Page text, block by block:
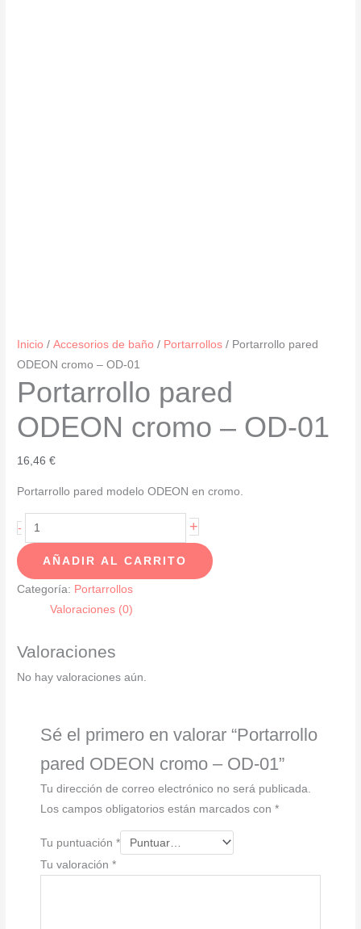
Inicio /Accesorios de baño / Portarrollos / Portarrollo pared
ODEON cromo – OD-01
Portarrollo pared
ODEON cromo – OD-01
16,46€
Portarrollo pared modelo ODEON en cromo.
-
Portarrollo
pared
ODEON
cromo
01
+
AÑADIR AL CARRITO
Categoría: Portarrollos
Valoraciones (0)
Valoraciones
No hay valoraciones aún.
Sé el primero en valorar “Portarrollo
pared ODEON cromo – OD-01”
Tu dirección de correo electrónico no será publicada.
Los campos obligatorios están marcados con*
Tu puntuación*
Tu valoración*